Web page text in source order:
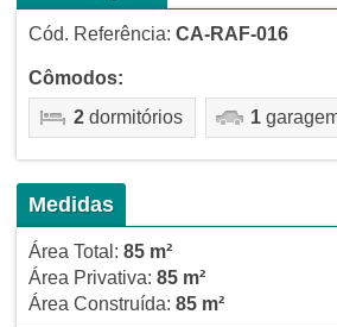
Cód. Referência: CA-RAF-016
Cômodos:
2dormitórios 1
Medidas
Área Total: 85 m²
Área Privativa: 85 m²
Área Construída: 85 m²